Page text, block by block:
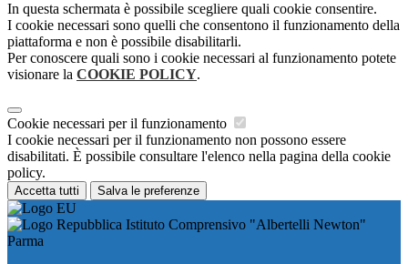
In questa schermata è possibile scegliere quali cookie consentire.
I cookie necessari sono quelli che consentono il funzionamento della
piattaforma e non è possibile disabilitarli.
Per conoscere quali sono i cookie necessari al funzionamento potete
visionare la COOKIE POLICY.
Cookie necessari per il funzionamento
I cookie necessari per il funzionamento non possono essere
disabilitati. È possibile consultare l'elenco nella pagina della cookie
policy.
Accetta tutti Salva le preferenze
Istituto Comprensivo "Albertelli Newton"
Parma